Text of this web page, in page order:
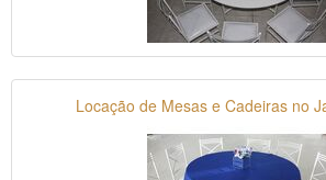
Locação de Mesas e Cadeiras no